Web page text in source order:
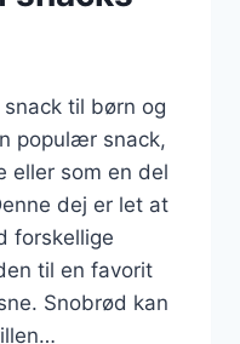
til børn og
populær snack,
eller som en del
dej er let at
forskellige
til en favorit
Snobrød kan